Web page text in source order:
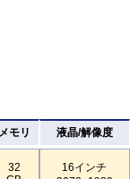
メモリ 液晶/解像度
32
16インチ